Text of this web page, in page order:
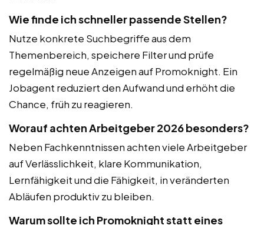
Wie finde ich schneller passende Stellen?
Nutze konkrete Suchbegriffe aus dem
Themenbereich, speichere Filter und prüfe
regelmäßig neue Anzeigen auf Promoknight. Ein
Jobagent reduziert den Aufwand und erhöht die
Chance, früh zu reagieren.
Worauf achten Arbeitgeber 2026 besonders?
Neben Fachkenntnissen achten viele Arbeitgeber
auf Verlässlichkeit, klare Kommunikation,
Lernfähigkeit und die Fähigkeit, in veränderten
Abläufen produktiv zu bleiben.
Warum sollte ich Promoknight statt eines